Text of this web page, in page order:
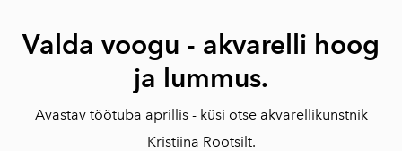
Valda voogu - akvarelli hoog
ja lummus.
Avastav töötuba aprillis - küsi otse akvarellikunstnik
Kristiina Rootsilt.